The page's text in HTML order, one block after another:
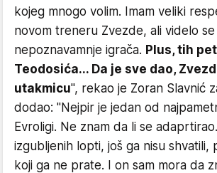
kojeg mnogo volim. Imam veliki
novom treneru Zvezde, ali videlo
nepoznavamnje igrača. Plus, tih
Teodosića... Da je sve dao,
utakmicu", rekao je Zoran Slavnić
dodao: "Nejpir je jedan od
Evroligi. Ne znam da li se
izgubljenih lopti, još ga nisu shvatili,
koji ga ne prate. I on sam mora da